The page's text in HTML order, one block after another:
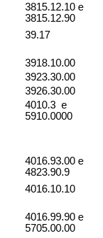
3815.12.10 e
3815.12.90
39.17
3918.10.00
3923.30.00
3926.30.00
4010.3 e
5910.0000
4016.93.00 e
4823.90.9
4016.10.10
4016.99.90 e
5705.00.00